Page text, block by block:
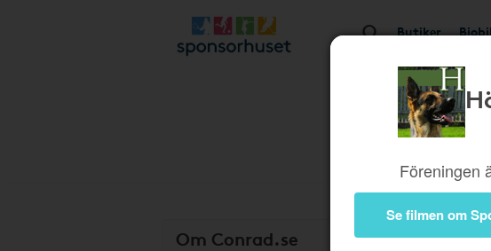
Butiker
Föreningen
Se filmen om
Om Conrad.se